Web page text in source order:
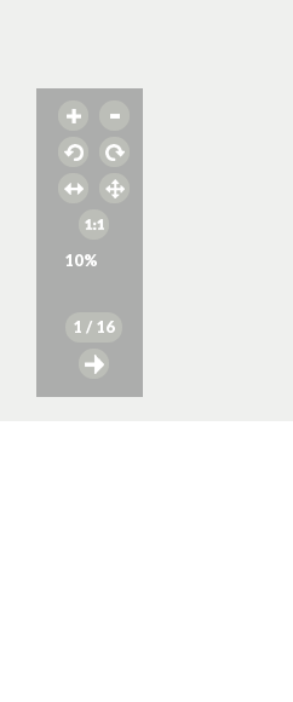
10%
1 / 16